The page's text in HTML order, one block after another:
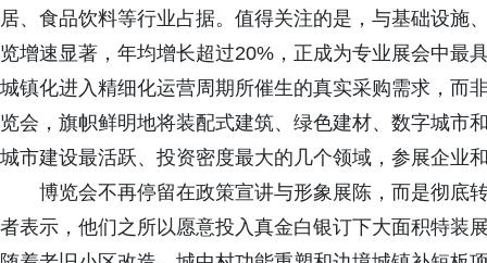
居、食品饮料等行业占据。值得关注的是，与基础设施
览增速显著，年均增长超过20%，正成为专业展会中最
城镇化进入精细化运营周期所催生的真实采购需求，而
览会，旗帜鲜明地将装配式建筑、绿色建材、数字城市
城市建设最活跃、投资密度最大的几个领域，参展企业
博览会不再停留在政策宣讲与形象展陈，而是彻底
者表示，他们之所以愿意投入真金白银订下大面积特装